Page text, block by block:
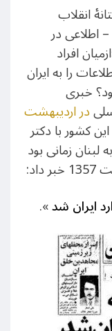
انقلاب
اسلامی – و خصوصاً در 17شهریور57 – اطلاعی در
افراد
را به ایران
خبری
در اردیبهشت
کشور با دکتر
زمانی بود
ایران شد».